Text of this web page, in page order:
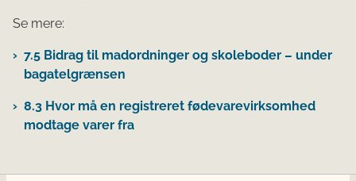
Se mere:
7.5 Bidrag til madordninger og skoleboder – under
bagatelgrænsen
8.3 Hvor må en registreret fødevarevirksomhed
modtage varer fra